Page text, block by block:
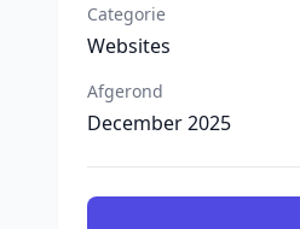
Categorie
Websites
Afgerond
December 2025